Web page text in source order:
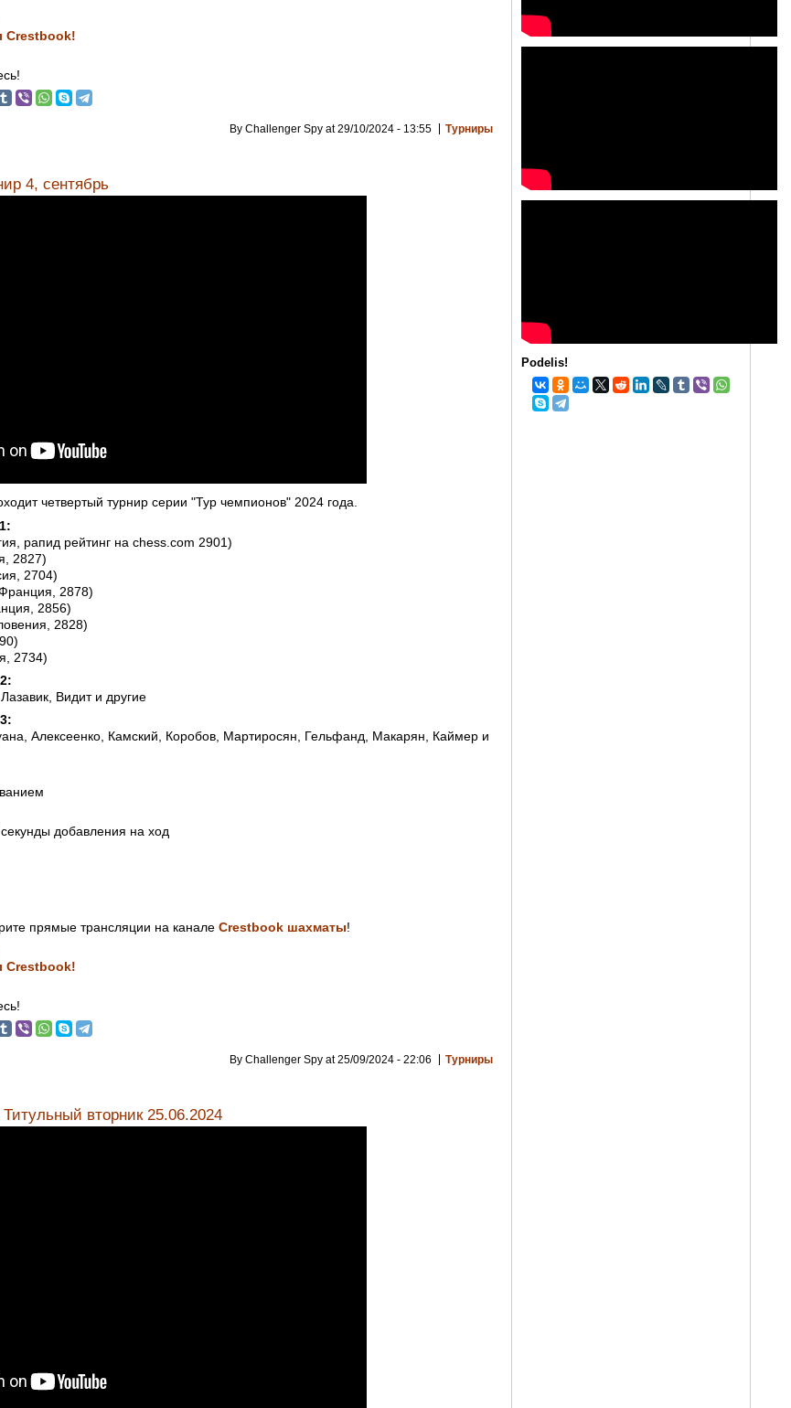
Crestbook!
By Challenger Spy at 29/10/2024 - 13:55 Турниры
4, сентябрь
четвертый турнир серии "Тур чемпионов" 2024 года.
рапид рейтинг на chess.com 2901)
2827)
2704)
2878)
2856)
2828)
2734)
Видит и другие
Алексеенко, Камский, Коробов, Мартиросян, Гельфанд, Макарян, Каймер и
добавления на ход
прямые трансляции на канале Crestbook шахматы!
Crestbook!
By Challenger Spy at 25/09/2024 - 22:06 Турниры
вторник 25.06.2024
Podelis!